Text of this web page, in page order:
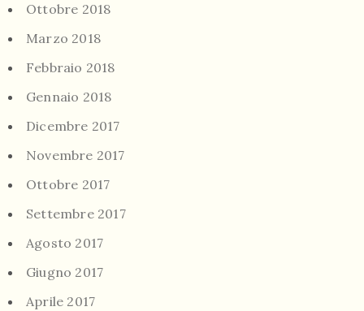
Ottobre 2018
Marzo 2018
Febbraio 2018
Gennaio 2018
Dicembre 2017
Novembre 2017
Ottobre 2017
Settembre 2017
Agosto 2017
Giugno 2017
Aprile 2017